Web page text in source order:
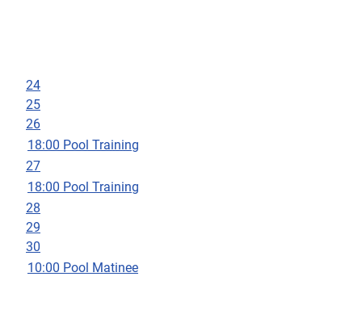
24
25
26
18:00 Pool Training
27
18:00 Pool Training
28
29
30
10:00 Pool Matinee